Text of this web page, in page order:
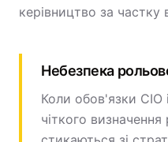
керівництво за частку
Небезпека
Коли обов'язки CIO
чіткого визначення